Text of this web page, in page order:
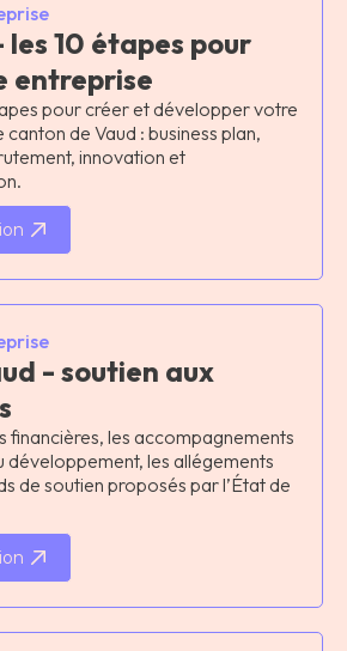
10 étapes pour
entreprise
pour créer et développer votre
de Vaud : business plan,
innovation et
- soutien aux
financières, les accompagnements
développement, les allégements
de soutien proposés par l’État de